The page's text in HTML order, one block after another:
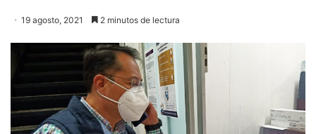
19 agosto, 2021 2 minutos de lectura